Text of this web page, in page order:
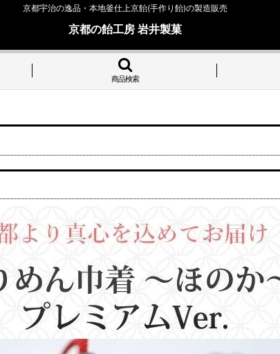
京都宇治の逸品・本地釜仕上京飴(手作り飴)の製造販売
京都の飴工房 岩井製菓
商品検索